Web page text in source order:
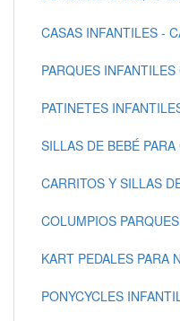
CASAS INFANTILES -
PARQUES
PATINETES
SILLAS DE BEBÉ
CARRITOS Y SILLAS
COLUMPIOS
KART PEDALES PARA
PONYCYCLES